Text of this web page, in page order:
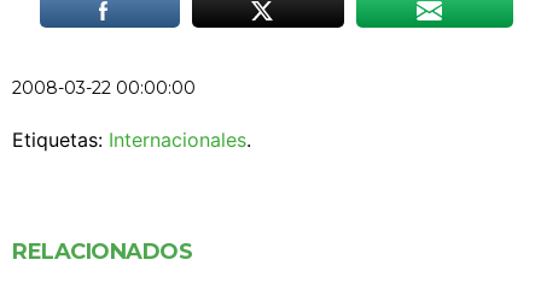
2008-03-22 00:00:00
Etiquetas: Internacionales.
RELACIONADOS